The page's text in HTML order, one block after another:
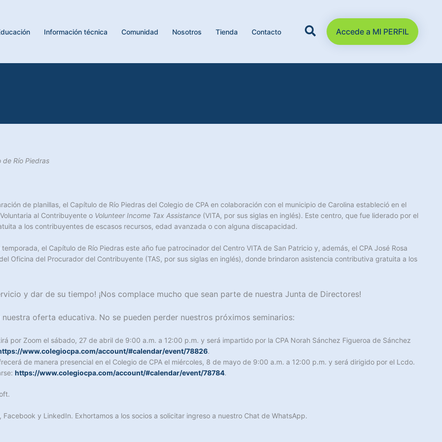
Información técnica Comunidad Nosotros Tienda Contacto Accede a MI PERFIL
de Río Piedras
de planillas, el Capítulo de Río Piedras del Colegio de CPA en colaboración con el municipio de Carolina estableció en el
al Contribuyente o Volunteer Income Tax Assistance (VITA, por sus siglas en inglés). Este centro, que fue liderado por el
a los contribuyentes de escasos recursos, edad avanzada o con alguna discapacidad.
el Capítulo de Río Piedras este año fue patrocinador del Centro VITA de San Patricio y, además, el CPA José Rosa
Oficina del Procurador del Contribuyente (TAS, por sus siglas en inglés), donde brindaron asistencia contributiva gratuita a los
y dar de su tiempo! ¡Nos complace mucho que sean parte de nuestra Junta de Directores!
oferta educativa. No se pueden perder nuestros próximos seminarios:
por Zoom el sábado, 27 de abril de 9:00 a.m. a 12:00 p.m. y será impartido por la CPA Norah Sánchez Figueroa de Sánchez
www.colegiocpa.com/account/#calendar/event/78826.
de manera presencial en el Colegio de CPA el miércoles, 8 de mayo de 9:00 a.m. a 12:00 p.m. y será dirigido por el Lcdo.
https://www.colegiocpa.com/account/#calendar/event/78784.
y LinkedIn. Exhortamos a los socios a solicitar ingreso a nuestro Chat de WhatsApp.